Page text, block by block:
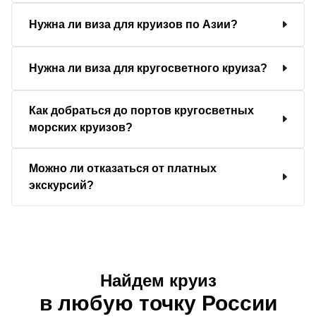
Нужна ли виза для круизов по Азии?
Нужна ли виза для кругосветного круиза?
Как добраться до портов кругосветных
морских круизов?
Можно ли отказаться от платных
экскурсий?
Найдем круиз
в любую точку России